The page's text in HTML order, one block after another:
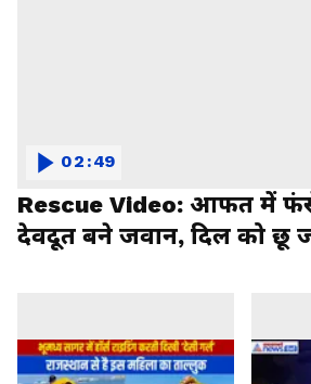
Rescue Video: आफत में
देवदूत बने जवान, दिल को छू
02:49